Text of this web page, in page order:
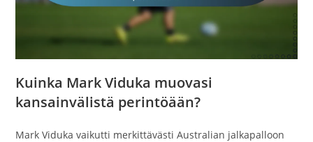
Kuinka Mark Viduka muovasi
kansainvälistä perintöään?
Mark Viduka vaikutti merkittävästi Australian jalkapalloon